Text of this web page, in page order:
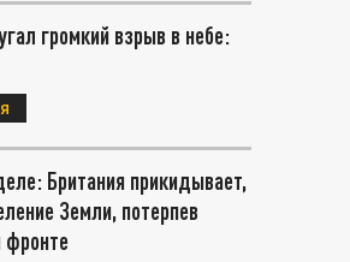
громкий взрыв в небе:
Британия прикидывает,
Земли, потерпев
фронте